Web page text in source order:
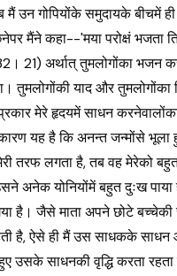
मैं उन गोपियोंके समुदायके बीचमें
मैंने कहा--'मया परोक्षं भजता
21) अर्थात् तुमलोगोंका भजन
तुमलोगोंकी याद और तुमलोगोंका
मेरे हृदयमें साधन
यह है कि अनन्त जन्मोंसे
तरफ लगता है, तब वह मेरेको बहुत
अनेक योनियोंमें बहुत दुःख
है। जैसे माता अपने छोटे बच्चेकी
है, ऐसे ही मैं उस साधकके
उसके साधनकी वृद्धि करता रहता